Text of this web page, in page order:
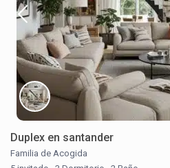
Duplex en santander
Familia de Acogida